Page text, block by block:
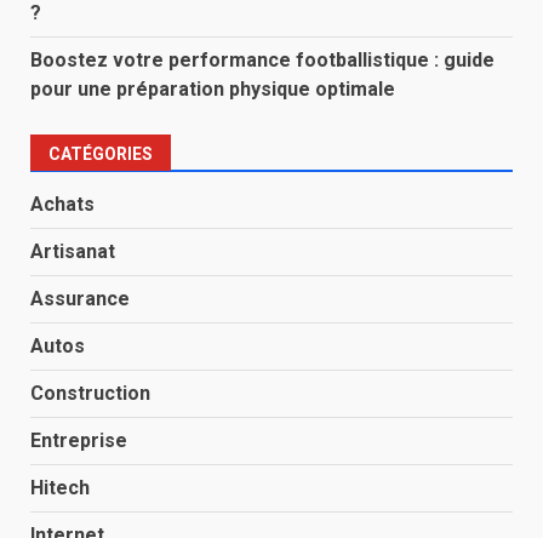
?
Boostez votre performance footballistique : guide
pour une préparation physique optimale
CATÉGORIES
Achats
Artisanat
Assurance
Autos
Construction
Entreprise
Hitech